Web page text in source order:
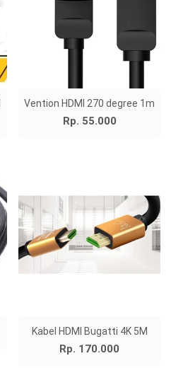
Vention HDMI 270 degree 1m
Rp. 55.000
Kabel HDMI Bugatti 4K 5M
Rp. 170.000